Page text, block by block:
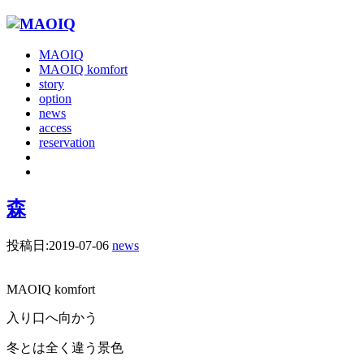
MAOIQ
MAOIQ komfort
story
option
news
access
reservation
森
投稿日:2019-07-06 news
MAOIQ komfort
入り口へ向かう
冬とは全く違う景色